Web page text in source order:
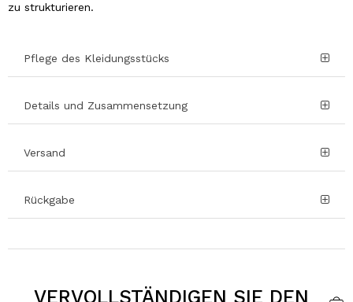
zu strukturieren.
Pflege des Kleidungsstücks
Details und Zusammensetzung
Versand
Rückgabe
VERVOLLSTÄNDIGEN SIE DEN